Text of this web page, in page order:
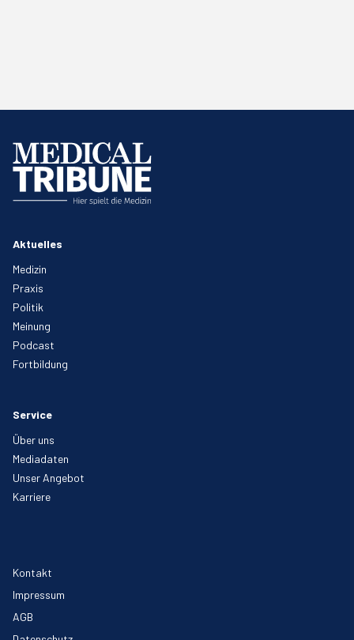
Aktuelles
Medizin
Praxis
Politik
Meinung
Podcast
Fortbildung
Service
Über uns
Mediadaten
Unser Angebot
Karriere
Kontakt
Impressum
AGB